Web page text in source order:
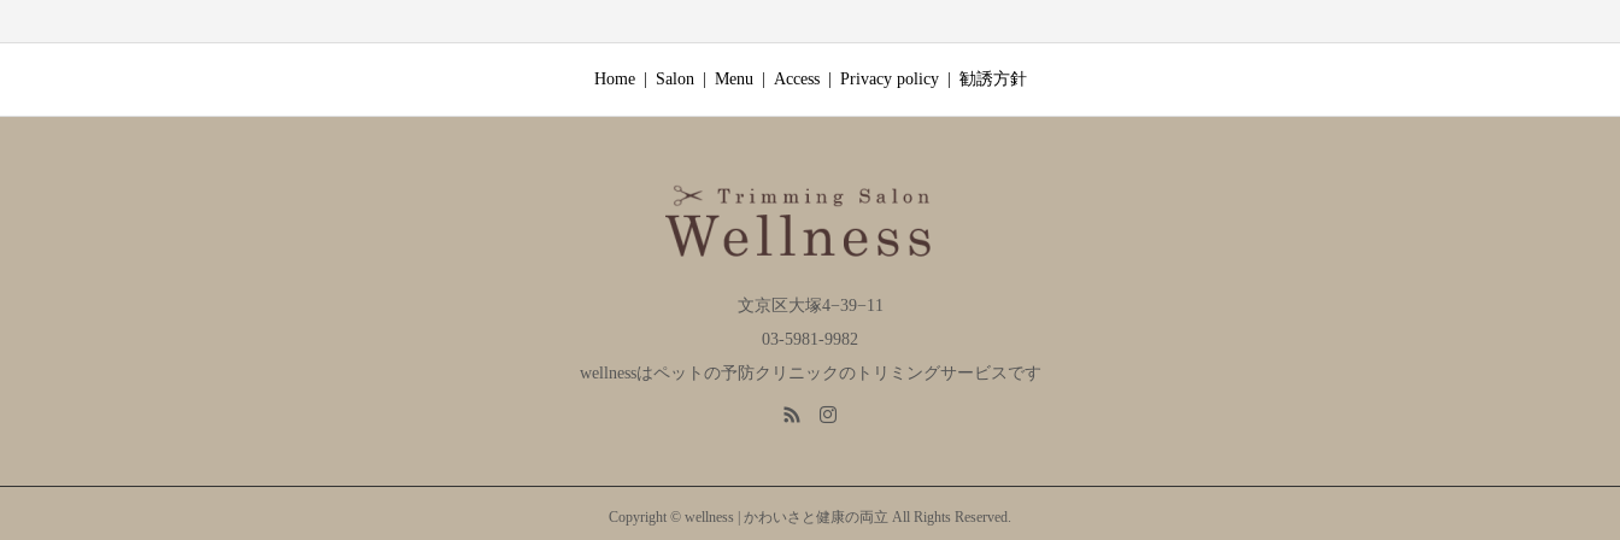
Home Salon Menu Access Privacy policy 勧誘方針
文京区大塚4−39−11
03-5981-9982
wellnessはペットの予防クリニックのトリミングサービスです
Copyright © wellness | かわいさと健康の両立 All Rights Reserved.